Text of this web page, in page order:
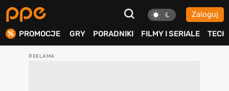
Zaloguj
PROMOCJE GRY PORADNIKI FILMY I SERIALE TECH